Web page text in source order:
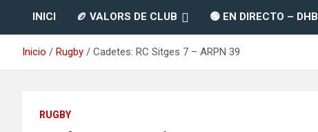
INICI 🏉 VALORS DE CLUB 🟢 EN DIRECTO – DHB
Inicio Rugby Cadetes: RC Sitges 7 – ARPN 39
RUGBY